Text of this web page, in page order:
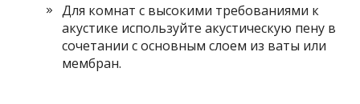
Для комнат с высокими требованиями к
акустике используйте акустическую пену в
сочетании с основным слоем из ваты или
мембран.